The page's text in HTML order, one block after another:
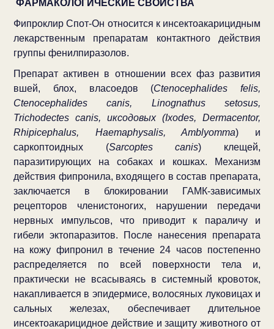
ФАРМАКОЛОГИЧЕСКИЕ СВОЙСТВА
Фипроклир Спот-Он относится к инсектоакарицидным
лекарственным препаратам контактного действия
группы фенилпиразолов.
Препарат активен в отношении всех фаз развития
вшей, блох, власоедов (Ctenocephalides felis,
Ctenocephalides canis, Linognathus setosus,
Trichodectes canis, иксодовых (Ixodes, Dermacentor,
Rhipicephalus, Haemaphysalis, Amblyomma) и
саркоптоидных (Sarcoptes canis) клещей,
паразитирующих на собаках и кошках. Механизм
действия фипронила, входящего в состав препарата,
заключается в блокировании ГАМК-зависимых
рецепторов членистоногих, нарушении передачи
нервных импульсов, что приводит к параличу и
гибели эктопаразитов. После нанесения препарата
на кожу фипронил в течение 24 часов постепенно
распределяется по всей поверхности тела и,
практически не всасываясь в системный кровоток,
накапливается в эпидермисе, волосяных луковицах и
сальных железах, обеспечивает длительное
инсектоакарицидное действие и защиту животного от